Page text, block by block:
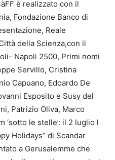
è realizzato con il
Fondazione Banco di
Reale
della Scienza,con il
Napoli 2500, Primi nomi
Servillo, Cristina
Capuano, Edoardo De
Esposito e Susy del
Patrizio Oliva, Marco
‘sotto le stelle’: il 2 luglio l
Holidays” di Scandar
a Gerusalemme che